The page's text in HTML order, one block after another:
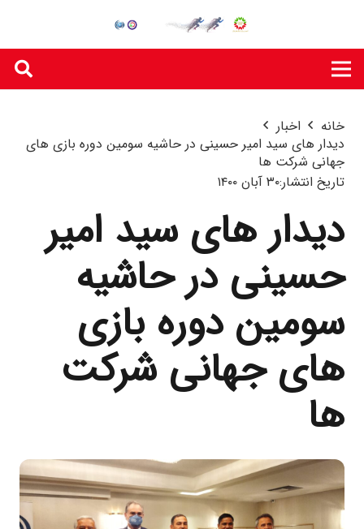
خانه
اخبار
دیدار های سید امیر حسینی در حاشیه سومین دوره بازی های
جهانی شرکت ها
تاریخ انتشار:۳۰ آبان ۱۴۰۰
دیدار های سید امیر
حسینی در حاشیه
سومین دوره بازی
های جهانی شرکت
ها